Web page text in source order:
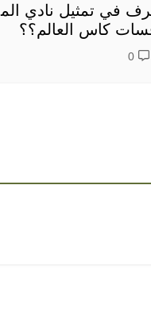
في تمثيل نادي الم
كاس العالم؟؟
0